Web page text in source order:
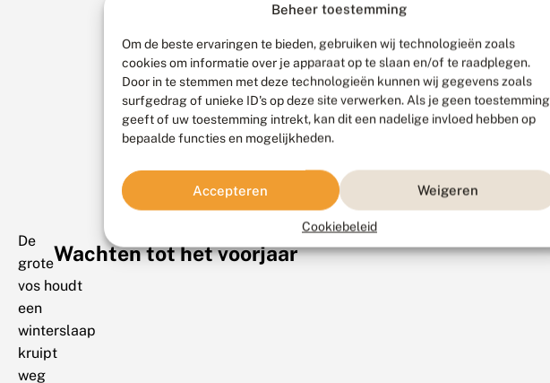
Beheer toestemming
Om de beste ervaringen te bieden, gebruiken wij technologieën zoals
cookies om informatie over je apparaat op te slaan en/of te raadplegen.
Door in te stemmen met deze technologieën kunnen wij gegevens zoals
surfgedrag of unieke ID's op deze site verwerken. Als je geen toestemming
geeft of uw toestemming intrekt, kan dit een nadelige invloed hebben op
bepaalde functies en mogelijkheden.
Accepteren Weigeren
Cookiebeleid
De
grote
vos houdt
een
winterslaap
kruipt
weg
Wachten tot het voorjaar